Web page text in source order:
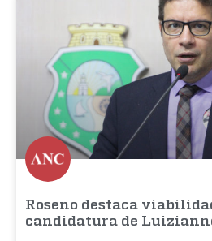
Roseno destaca
candidatura de